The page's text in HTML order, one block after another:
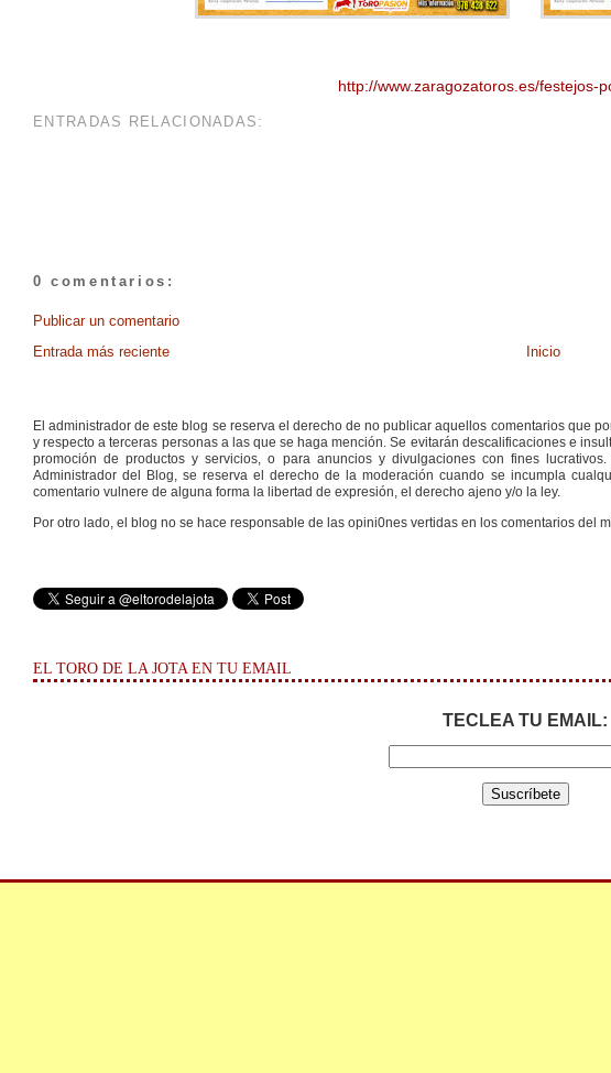
http://www.zaragozatoros.es/festejos-
ENTRADAS RELACIONADAS:
0 comentarios:
Publicar un comentario
Entrada más reciente
Inicio
El administrador de este blog se reserva el derecho de no publicar aquellos comentarios que
y respecto a terceras personas a las que se haga mención. Se evitarán descalificaciones e
promoción de productos y servicios, o para anuncios y divulgaciones con fines
Administrador del Blog, se reserva el derecho de la moderación cuando se incumpla
comentario vulnere de alguna forma la libertad de expresión, el derecho ajeno y/o la ley.
Por otro lado, el blog no se hace responsable de las opini0nes vertidas en los comentarios del
EL TORO DE LA JOTA EN TU EMAIL
TECLEA TU EMAIL: